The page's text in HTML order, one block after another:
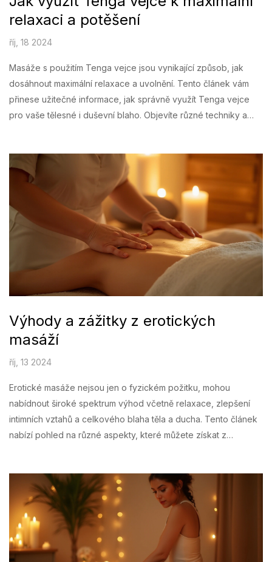
relaxaci a potěšení
říj, 18 2024
Masáže s použitím Tenga vejce jsou vynikající způsob, jak
dosáhnout maximální relaxace a uvolnění. Tento článek vám
přinese užitečné informace, jak správně využít Tenga vejce
pro vaše tělesné i duševní blaho. Objevíte různé techniky a
do světa, kde stres a napětí nemají šanci.
Výhody a zážitky z erotických
masáží
říj, 13 2024
Erotické masáže nejsou jen o fyzickém požitku, mohou
nabídnout široké spektrum výhod včetně relaxace, zlepšení
intimních vztahů a celkového blaha těla a ducha. Tento článek
nabízí pohled na různé aspekty, které můžete získat z
psychického zdraví. Objevte, jak tyto služby mohou obohatit
váš život o nové a příjemné zážitky.